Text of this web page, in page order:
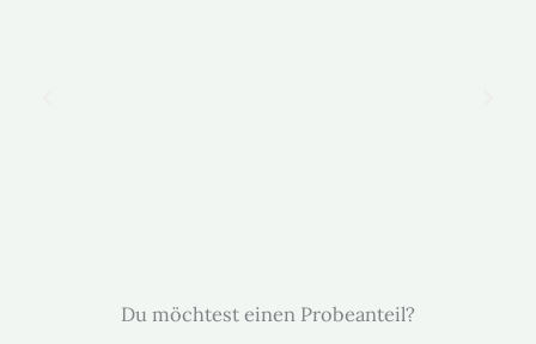
Du möchtest einen Probeanteil?